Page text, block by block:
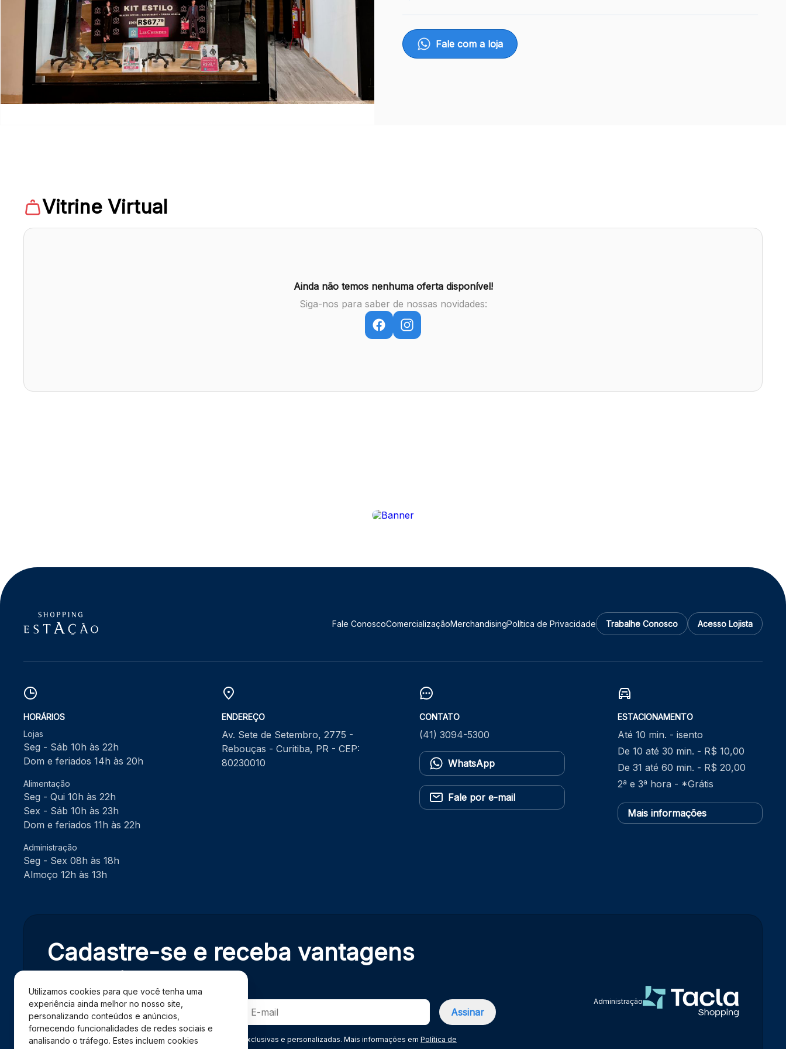
Utilizamos cookies para que você tenha uma
experiência ainda melhor no nosso site,
personalizando conteúdos e anúncios,
fornecendo funcionalidades de redes sociais e
analisando o tráfego. Estes incluem cookies
Fale com a loja
Vitrine Virtual
Ainda não temos nenhuma oferta disponível!
Siga-nos para saber de nossas novidades:
Fale ConoscoComercializaçãoMerchandisingPolítica de Privacidade Trabalhe Conosco Acesso Lojista
HORÁRIOS
Lojas
Seg - Sáb 10h às 22h
Dom e feriados 14h às 20h
Alimentação
Seg - Qui 10h às 22h
Sex - Sáb 10h às 23h
Dom e feriados 11h às 22h
Administração
Seg - Sex 08h às 18h
Almoço 12h às 13h
ENDEREÇO
Av. Sete de Setembro, 2775 -
Rebouças - Curitiba, PR - CEP:
80230010
CONTATO
(41) 3094-5300
WhatsApp
Fale por e-mail
ESTACIONAMENTO
Até 10 min. - isento
De 10 até 30 min. - R$ 10,00
De 31 até 60 min. - R$ 20,00
2ª e 3ª hora - *Grátis
Mais informações
Cadastre-se e receba vantagens
exclusivas.
Ao se cadastrar você confirma em receber informações exclusivas e personalizadas. Mais informações em Política de
Administração